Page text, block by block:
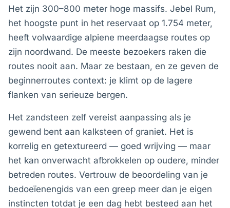
Het zijn 300–800 meter hoge massifs. Jebel Rum,
het hoogste punt in het reservaat op 1.754 meter,
heeft volwaardige alpiene meerdaagse routes op
zijn noordwand. De meeste bezoekers raken die
routes nooit aan. Maar ze bestaan, en ze geven de
beginnerroutes context: je klimt op de lagere
flanken van serieuze bergen.
Het zandsteen zelf vereist aanpassing als je
gewend bent aan kalksteen of graniet. Het is
korrelig en getextureerd — goed wrijving — maar
het kan onverwacht afbrokkelen op oudere, minder
betreden routes. Vertrouw de beoordeling van je
bedoeïenengids van een greep meer dan je eigen
instincten totdat je een dag hebt besteed aan het